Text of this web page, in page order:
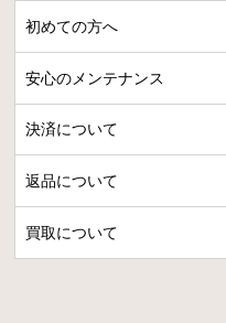
初めての方へ
安心のメンテナンス
決済について
返品について
買取について